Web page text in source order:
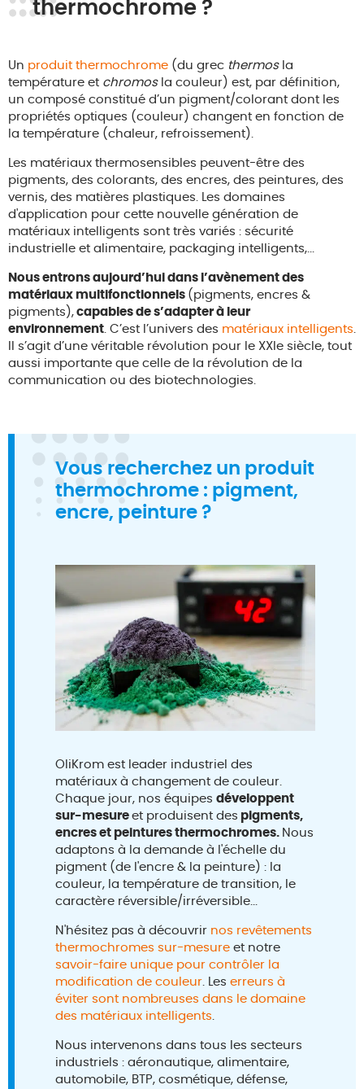
thermochrome ?
Un produit thermochrome (du grec thermosla
température et chromosla couleur) est, par définition,
un composé constitué d’un pigment/colorant dont les
propriétés optiques (couleur) changent en fonction de
la température (chaleur, refroissement).
Les matériaux thermosensibles peuvent-être des
pigments, des colorants, des encres, des peintures, des
vernis, des matières plastiques. Les domaines
d'application pour cette nouvelle génération de
matériaux intelligents sont très variés : sécurité
industrielle et alimentaire, packaging intelligents,...
Nous entrons aujourd’hui dans l’avènement des
matériaux multifonctionnels (pigments, encres &
pigments), capables de s’adapter à leur
environnement. C’est l’univers des matériaux intelligents.
Il s’agit d’une véritable révolution pour le XXIe siècle, tout
aussi importante que celle de la révolution de la
communication ou des biotechnologies.
Vous recherchez un produit
thermochrome : pigment,
encre, peinture ?
OliKrom est leader industriel des
matériaux à changement de couleur.
Chaque jour, nos équipes développent
sur-mesure et produisent des pigments,
encres et peintures thermochromes. Nous
adaptons à la demande à l'échelle du
pigment (de l'encre & la peinture) : la
couleur, la température de transition, le
caractère réversible/irréversible...
N'hésitez pas à découvrir nos revêtements
thermochromes sur-mesure et notre
savoir-faire unique pour contrôler la
modification de couleur. Les erreurs à
éviter sont nombreuses dans le domaine
des matériaux intelligents.
Nous intervenons dans tous les secteurs
industriels : aéronautique, alimentaire,
automobile, BTP, cosmétique, défense,